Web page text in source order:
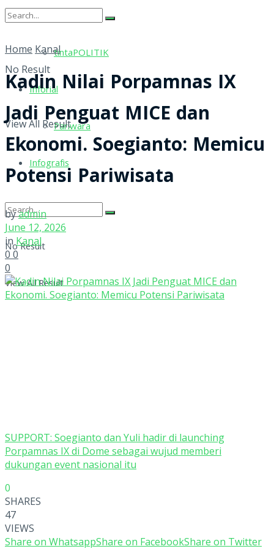
tintaPOLITIK
Inforial
Pariwara
Infografis
No Result
View All Result
No Result
View All Result
Home Kanal
Kadin Nilai Porpamnas IX
Jadi Penguat MICE dan
Ekonomi. Soegianto: Memicu
Potensi Pariwisata
byadmin
June 12, 2026
in Kanal
0 0
0
SUPPORT: Soegianto dan Yuli hadir di launching
Porpamnas IX di Dome sebagai wujud memberi
dukungan event nasional itu
0
SHARES
47
VIEWS
Share on WhatsappShare on FacebookShare on Twitter